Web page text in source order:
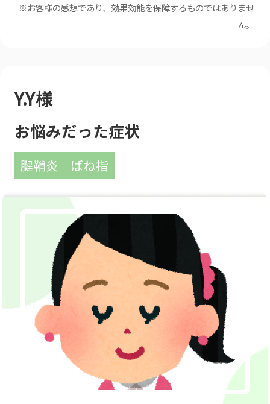
※お客様の感想であり、効果効能を保障するものではありませ
ん。
Y.Y様
お悩みだった症状
腱鞘炎 ばね指